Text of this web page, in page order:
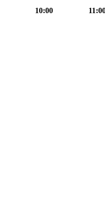
10:00